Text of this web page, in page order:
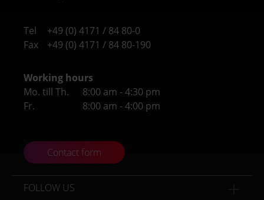
Tel
+49 (0) 4171 / 84 80-0
Fax
+49 (0) 4171 / 84 80-190
Working hours
Mo. till Th.
8:00 am - 4:30 pm
Fr.
8:00 am - 4:00 pm
Contact form
FOLLOW US